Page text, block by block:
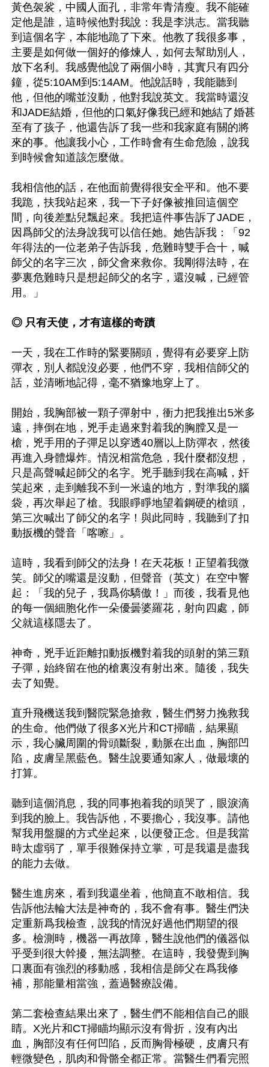
黃色袈裟，中國人面孔，非常年青清瘦。我不能確
定他是誰，這時候他對我說：我是李洪志。當我聽
到這個名字，本能地跪了下來。他教了我很多事，
主要是如何做一個好的修煉人，如何去幫助別人，
放下名利。我感覺他說了兩個小時，其實只有四分
鐘，從5:10AM到5:14AM。他說話時，我能聽到
他，但他的嘴並沒動，他對我說英文。我當時還沒
和JADE結婚，但他的口氣好像我已經和她結了婚甚
至有了孩子，他還告訴了我一些和我家庭有關的將
來的事。他讓我小心，工作時會有生命危險，說我
到時候會知道該怎麼做。
我相信他的話，在他面前覺得很安全平和。他不要
我跪，扶我站起來，我一下子好像被推回這個空
間，向後差點兒飄起來。我把這件事告訴了JADE，
因爲師父的法身說我可以信任她。她告訴我：「92
年得法的一位老弟子告訴我，危難時雙手合十，喊
師父的名字三次，師父會來救你。我剛得法時，在
夢裏危難時只是想起師父的名字，還沒喊，已經管
用。」
◎ 只有天使，才有這樣的奇蹟
一天，我在工作時的緊要關頭，覺得有必要穿上防
彈衣，別人都說沒必要，他們不穿，我相信師父的
話，並清晰地記得，毫不猶豫地穿上了。
開始，我胸部被一顆子彈射中，衝力把我推出5米多
遠，摔倒在地，兇手走過來對着我的胸膛又是一
槍，兇手用的子彈足以穿透40層以上防彈衣，然後
再進入身體爆炸。情況相當危急，我什麼都沒想，
只是高聲喊起師父的名字。兇手聽到我在高喊，奸
笑起來，走到離我不到一米遠的地方，對準我的腦
袋，再次舉起了槍。我眼睜睜地望着鋼硬的槍頭，
第三次喊出了師父的名字！與此同時，我聽到了扣
動扳機的聲音「喀嚓」。
這時，我看到師父的法身！在天花板！正望着我微
笑。師父的嘴還是沒動，但聲音（英文）在空中響
起：「我的兒子，我爲你驕傲！」而後，我看見他
的每一個細胞化作一朵優曇婆羅花，射向四處，師
父就這樣隱去了。
神奇，兇手近距離扣動扳機對着我的頭射的第三顆
子彈，始終留在他的槍裏沒有射出來。隨後，我失
去了知覺。
直升飛機送我到醫院緊急搶救，醫生們努力挽救我
的生命。他們做了很多X光片和CT掃瞄，結果顯
示，我心臟周圍的骨頭斷裂，動脈在出血，胸部凹
陷，皮膚呈黑藍色。醫生說要通知家人，做最壞的
打算。
聽到這個消息，我的同事抱着我的頭哭了，眼淚滴
到我的臉上。我告訴他，不要擔心，我沒事。請他
幫我用盤腿的方式坐起來，以便發正念。但是我當
時太虛弱了，單手很難保持立掌，可是我還是盡我
的能力去做。
醫生進房來，看到我還坐着，他簡直不敢相信。我
告訴他法輪大法是神奇的，我不會有事。醫生們決
定重新爲我檢查，說我的情況好過他們期望的很
多。檢測時，機器一再故障，醫生說他們的儀器似
乎受到很大幹擾，無法調整。在這時，我發覺到胸
口裏面有強烈的移動感，我相信是師父在爲我修
補，那能量相當強，蓋過醫療設備。
第二套檢查結果出來了，醫生們不能相信自己的眼
睛。X光片和CT掃瞄均顯示沒有骨折，沒有內出
血，胸部沒有任何凹陷，反而胸骨極硬，皮膚只有
輕微變色，肌肉和骨骼全都正常。當醫生們看完照